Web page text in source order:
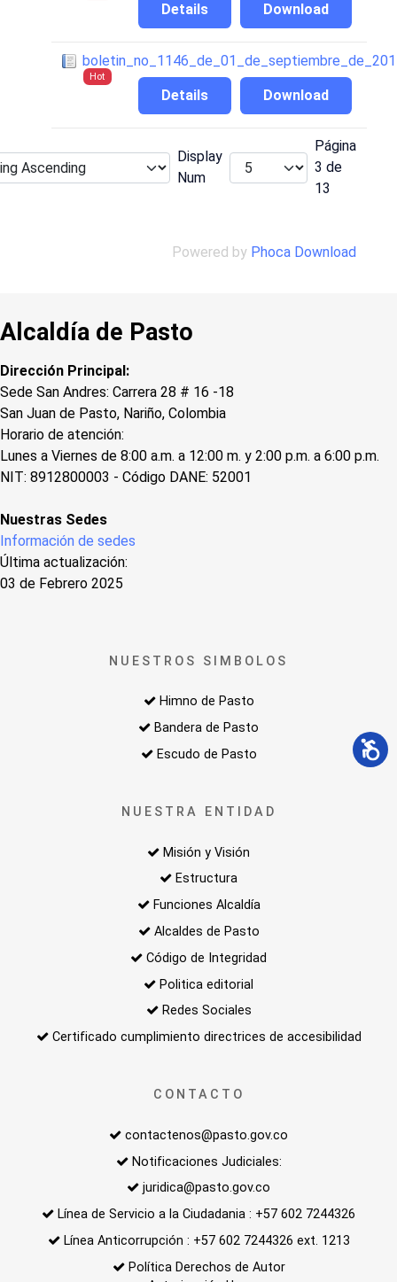
Download
Details
Hot
Download
Details
Display
Num
Página
3 de
13
Powered by Phoca Download
Alcaldía de Pasto
Dirección Principal:
Sede San Andres: Carrera 28 # 16 -18
San Juan de Pasto, Nariño, Colombia
Horario de atención:
Lunes a Viernes de 8:00 a.m. a 12:00 m. y 2:00 p.m. a 6:00 p.m.
NIT: 8912800003 - Código DANE: 52001
Nuestras Sedes
Información de sedes
Última actualización:
03 de Febrero 2025
NUESTROS SIMBOLOS
Himno de Pasto
Bandera de Pasto
Escudo de Pasto
NUESTRA ENTIDAD
Misión y Visión
Estructura
Funciones Alcaldía
Alcaldes de Pasto
Código de Integridad
Politica editorial
Redes Sociales
Certificado cumplimiento directrices de accesibilidad
CONTACTO
contactenos@pasto.gov.co
Notificaciones Judiciales:
juridica@pasto.gov.co
Línea de Servicio a la Ciudadania : +57 602 7244326
Línea Anticorrupción : +57 602 7244326 ext. 1213
Política Derechos de Autor